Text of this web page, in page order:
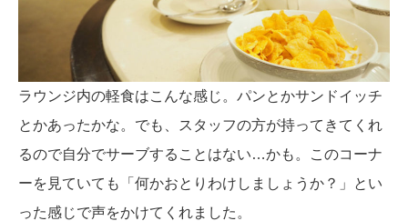
ラウンジ内の軽食はこんな感じ。パンとかサンドイッチ
とかあったかな。でも、スタッフの方が持ってきてくれ
るので自分でサーブすることはない…かも。このコーナ
ーを見ていても「何かおとりわけしましょうか？」とい
った感じで声をかけてくれました。